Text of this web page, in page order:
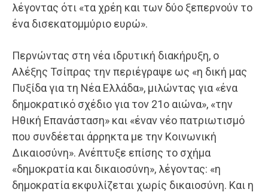
λέγοντας ότι «τα χρέη και των δύο ξεπερνούν το
ένα δισεκατομμύριο ευρώ».
Περνώντας στη νέα ιδρυτική διακήρυξη, ο
Αλέξης Τσίπρας την περιέγραψε ως «η δική μας
Πυξίδα για τη Νέα Ελλάδα», μιλώντας για «ένα
δημοκρατικό σχέδιο για τον 21ο αιώνα», «την
Ηθική Επανάσταση» και «έναν νέο πατριωτισμό
που συνδέεται άρρηκτα με την Κοινωνική
Δικαιοσύνη». Ανέπτυξε επίσης το σχήμα
«δημοκρατία και δικαιοσύνη», λέγοντας: «η
δημοκρατία εκφυλίζεται χωρίς δικαιοσύνη. Και η